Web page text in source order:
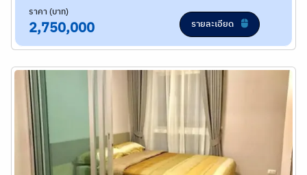
ราคา (บาท)
2,750,000 รายละเอียด